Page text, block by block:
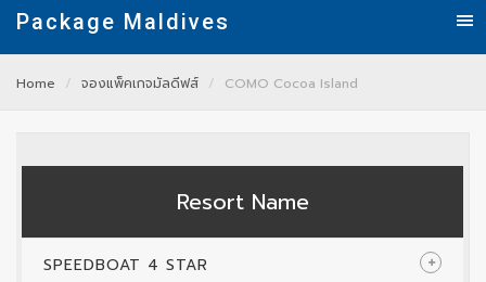
Package Maldives
Home จองแพ็คเกจมัลดีฟส์ COMO Cocoa Island
Resort Name
SPEEDBOAT 4 STAR